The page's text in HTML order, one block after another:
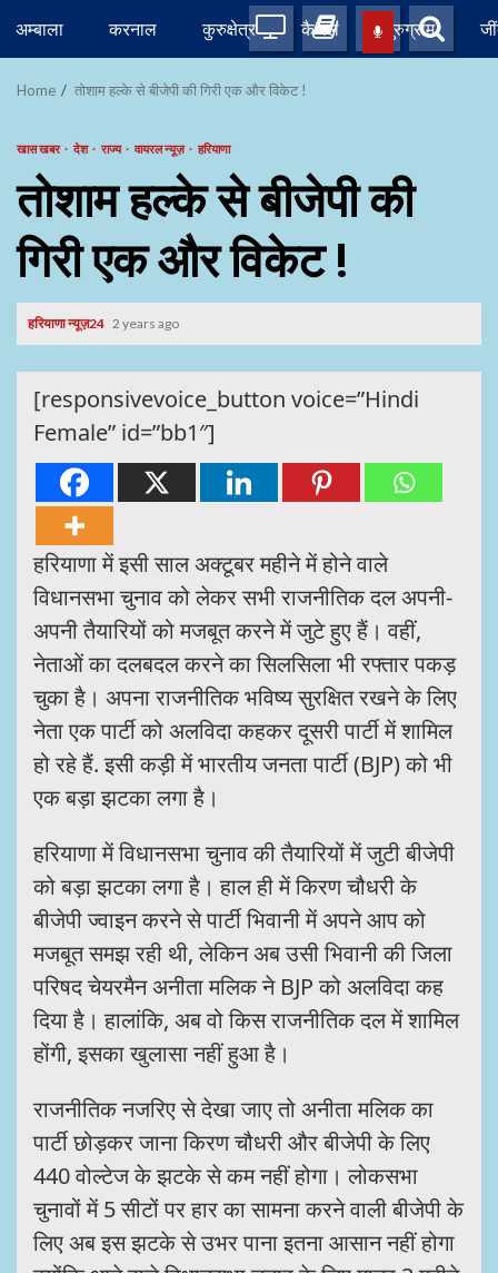
content
अम्बाला करनाल कुरुक्षेत्र कैथल गुरुग्राम
Home तोशाम हल्के से बीजेपी की गिरी एक और विकेट !
खास खबर देश राज्य वायरल न्यूज़ हरियाणा
तोशाम हल्के से बीजेपी की
गिरी एक और विकेट !
हरियाणा न्यूज़24 2 years ago
[responsivevoice_button voice=”Hindi
Female” id=”bb1″]
हरियाणा में इसी साल अक्टूबर महीने में होने वाले
विधानसभा चुनाव को लेकर सभी राजनीतिक दल अपनी-
अपनी तैयारियों को मजबूत करने में जुटे हुए हैं। वहीं,
नेताओं का दलबदल करने का सिलसिला भी रफ्तार पकड़
चुका है। अपना राजनीतिक भविष्य सुरक्षित रखने के लिए
नेता एक पार्टी को अलविदा कहकर दूसरी पार्टी में शामिल
हो रहे हैं. इसी कड़ी में भारतीय जनता पार्टी (BJP) को भी
एक बड़ा झटका लगा है।
हरियाणा में विधानसभा चुनाव की तैयारियों में जुटी बीजेपी
को बड़ा झटका लगा है। हाल ही में किरण चौधरी के
बीजेपी ज्वाइन करने से पार्टी भिवानी में अपने आप को
मजबूत समझ रही थी, लेकिन अब उसी भिवानी की जिला
परिषद चेयरमैन अनीता मलिक ने BJP को अलविदा कह
दिया है। हालांकि, अब वो किस राजनीतिक दल में शामिल
होंगी, इसका खुलासा नहीं हुआ है।
राजनीतिक नजरिए से देखा जाए तो अनीता मलिक का
पार्टी छोड़कर जाना किरण चौधरी और बीजेपी के लिए
440 वोल्टेज के झटके से कम नहीं होगा। लोकसभा
चुनावों में 5 सीटों पर हार का सामना करने वाली बीजेपी के
लिए अब इस झटके से उभर पाना इतना आसान नहीं होगा